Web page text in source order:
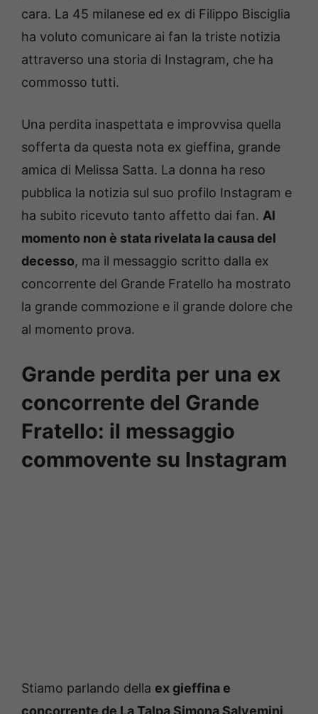
cara. La 45 milanese ed ex di Filippo Bisciglia
ha voluto comunicare ai fan la triste notizia
attraverso una storia di Instagram, che ha
commosso tutti.
Una perdita inaspettata e improvvisa quella
sofferta da questa nota ex gieffina, grande
amica di Melissa Satta. La donna ha reso
pubblica la notizia sul suo profilo Instagram e
ha subito ricevuto tanto affetto dai fan. Al
momento non è stata rivelata la causa del
decesso, ma il messaggio scritto dalla ex
concorrente del Grande Fratello ha mostrato
la grande commozione e il grande dolore che
al momento prova.
Grande perdita per una ex
concorrente del Grande
Fratello: il messaggio
commovente su Instagram
Stiamo parlando della ex gieffina e
concorrente de La Talpa Simona Salvemini,